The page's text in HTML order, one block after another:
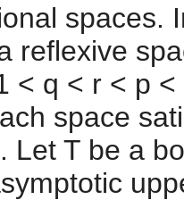
spaces.
reflexive
< q < r < p
space
Let T be a